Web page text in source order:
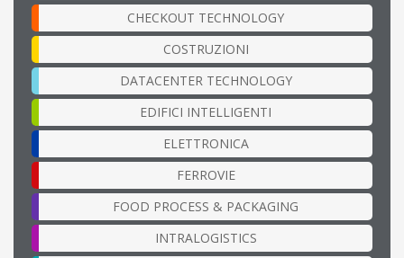
CHECKOUT TECHNOLOGY
COSTRUZIONI
DATACENTER TECHNOLOGY
EDIFICI INTELLIGENTI
ELETTRONICA
FERROVIE
FOOD PROCESS & PACKAGING
INTRALOGISTICS